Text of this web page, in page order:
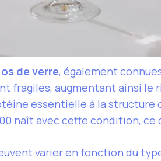
de verre, également
fragiles, augmentant ainsi le
essentielle à la structure
naît avec cette condition,
varier en fonction du